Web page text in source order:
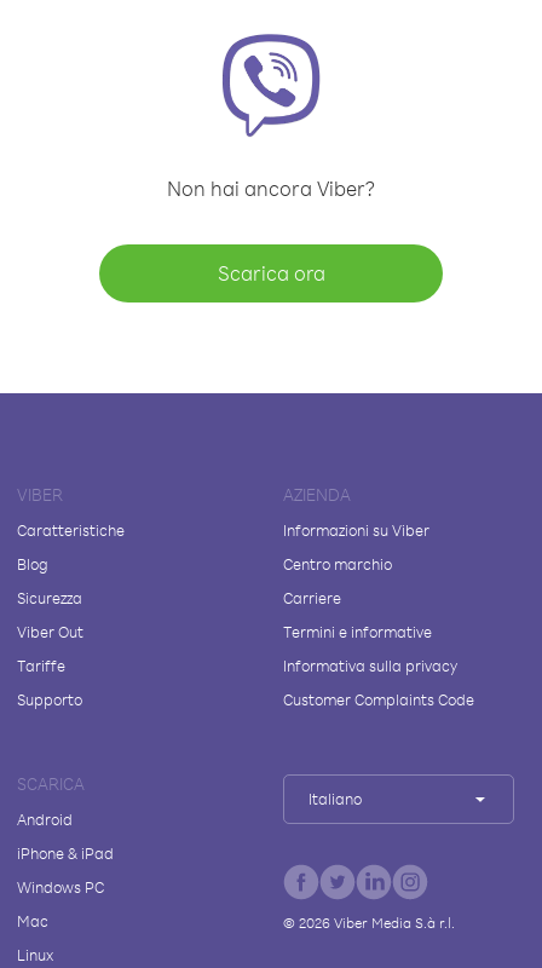
Non hai ancora Viber?
Scarica ora
VIBER
Caratteristiche
Blog
Sicurezza
Viber Out
Tariffe
Supporto
AZIENDA
Informazioni su Viber
Centro marchio
Carriere
Termini e informative
Informativa sulla privacy
Customer Complaints Code
SCARICA
Android
iPhone & iPad
Windows PC
Mac
Linux
Italiano
© 2026Viber Media S.à r.l.